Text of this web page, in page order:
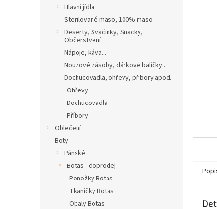
Hlavní jídla
Sterilované maso, 100% maso
Deserty, Svačinky, Snacky,
Občerstvení
Nápoje, káva...
Nouzové zásoby, dárkové balíčky...
Dochucovadla, ohřevy, příbory apod.
Ohřevy
Dochucovadla
Příbory
Oblečení
Boty
Pánské
Botas - doprodej
Ponožky Botas
Tkaničky Botas
Obaly Botas